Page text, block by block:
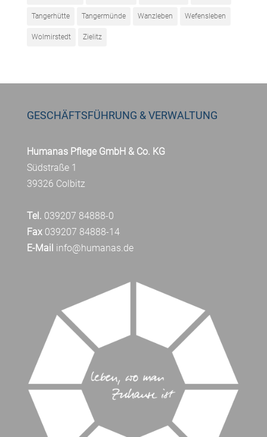
Tangerhütte Tangermünde Wanzleben Wefensleben
Wolmirstedt Zielitz
GESCHÄFTSFÜHRUNG & VERWALTUNG
Humanas Pflege GmbH & Co. KG
Südstraße 1
39326 Colbitz
Tel. 039207 84888-0
Fax039207 84888-14
E-Mail info@humanas.de